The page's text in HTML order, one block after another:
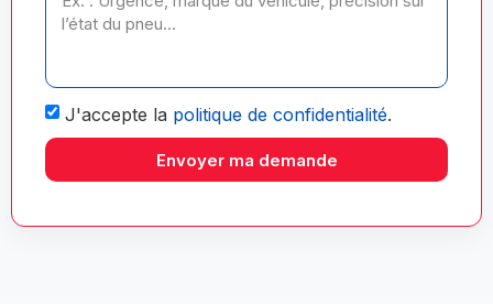
J'accepte la politique de confidentialité.
Envoyer ma demande